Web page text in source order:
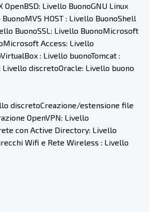
Livello BuonoGNU Linux
HOST : Livello BuonoShell
BuonoSSL: Livello BuonoMicrosoft
Access: Livello
: Livello buonoTomcat :
discretoOracle: Livello buono
discretoCreazione/estensione file
OpenVPN: Livello
con Active Directory: Livello
Wifi e Rete Wireless : Livello